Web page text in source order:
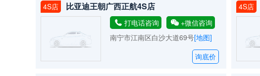
4S店 比亚迪王朝广西正航4S店
打电话咨询
+微信咨询
南宁市江南区白沙大道69号[地图]
询底价
4S店